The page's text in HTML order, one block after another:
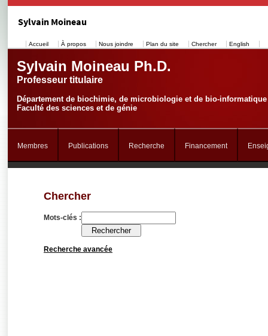
Sylvain Moineau
Accueil À propos Nous joindre Plan du site Chercher English
Sylvain Moineau Ph.D.
Professeur titulaire
Département de biochimie, de microbiologie et de bio-informatique
Faculté des sciences et de génie
Membres Publications Recherche Financement
Chercher
Mots-clés :
Recherche avancée